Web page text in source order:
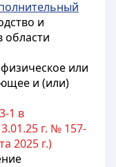
и
или
и (или)
1 в
г. № 157-
2025 г.)